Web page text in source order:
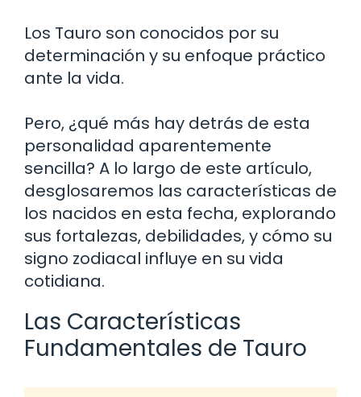
Los Tauro son conocidos por su
determinación y su enfoque práctico
ante la vida.
Pero, ¿qué más hay detrás de esta
personalidad aparentemente
sencilla? A lo largo de este artículo,
desglosaremos las características de
los nacidos en esta fecha, explorando
sus fortalezas, debilidades, y cómo su
signo zodiacal influye en su vida
cotidiana.
Las Características
Fundamentales de Tauro